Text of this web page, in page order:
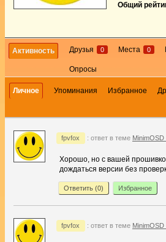
Общий
Активность Друзья 0 Места 0
Опросы
Личное Упоминания Избранное
fpvfox : ответ в теме
Хорошо, но с вашей
дождаться версии без
Ответить (0) Избранное
fpvfox : ответ в теме